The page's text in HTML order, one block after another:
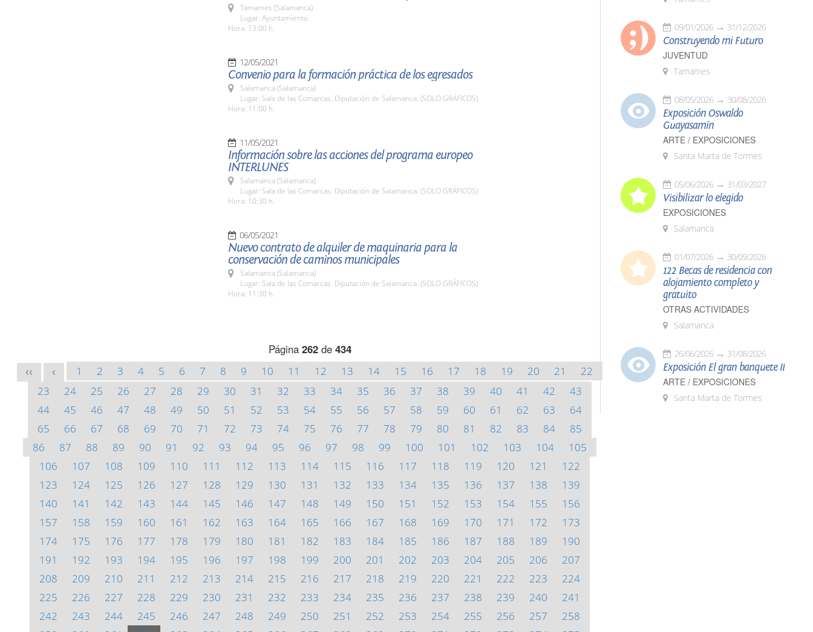
Tamames (Salamanca)
Lugar: Ayuntamiento
Hora: 13:00 h.
12/05/2021
Convenio para la formación práctica de los egresados
Salamanca (Salamanca)
Lugar: Sala de las Comarcas. Diputación de Salamanca. (SOLO GRÁFICOS)
Hora: 11:00 h.
11/05/2021
Información sobre las acciones del programa europeo
INTERLUNES
Salamanca (Salamanca)
Lugar: Sala de las Comarcas. Diputación de Salamanca. (SOLO GRÁFICOS)
Hora: 10:30 h.
06/05/2021
Nuevo contrato de alquiler de maquinaria para la
conservación de caminos municipales
Salamanca (Salamanca)
Lugar: Sala de las Comarcas. Diputación de Salamanca. (SOLO GRÁFICOS)
Hora: 11:30 h.
Página 262de 434
<< < 1 2 3 4 5 6 7 8 9 10 11 12 13 14 15 16 17 18 19 20 21
22
23
24 25 26 27 28 29 30 31 32 33 34 35 36 37 38 39 40 41 42
43
44
45 46 47 48 49 50 51 52 53 54 55 56 57 58 59 60 61 62 63
64
65
66 67 68 69 70 71 72 73 74 75 76 77 78 79 80 81 82 83 84
85
86
87 88 89 90 91 92 93 94 95 96 97 98 99 100 101 102 103 104
105
106
107 108 109 110 111 112 113 114 115 116 117 118 119 120 121
122
123
124 125 126 127 128 129 130 131 132 133 134 135 136 137 138
139
140
141 142 143 144 145 146 147 148 149 150 151 152 153 154 155
156
157
158 159 160 161 162 163 164 165 166 167 168 169 170 171 172
173
174
175 176 177 178 179 180 181 182 183 184 185 186 187 188 189
190
191
192 193 194 195 196 197 198 199 200 201 202 203 204 205 206
207
208
209 210 211 212 213 214 215 216 217 218 219 220 221 222 223
224
225
226 227 228 229 230 231 232 233 234 235 236 237 238 239 240
241
242
243 244 245 246 247 248 249 250 251 252 253 254 255 256 257
258
09/01/2026 31/12/2026
Construyendo mi Futuro
JUVENTUD
Tamames
08/05/2026 30/08/2026
Exposición Oswaldo
Guayasamín
ARTE / EXPOSICIONES
Santa Marta de Tormes
05/06/2026 31/03/2027
Visibilizar lo elegido
EXPOSICIONES
Salamanca
01/07/2026 30/09/2026
122 Becas de residencia con
alojamiento completo y
gratuito
OTRAS ACTIVIDADES
Salamanca
26/06/2026 31/08/2026
Exposición El gran banquete II
ARTE / EXPOSICIONES
Santa Marta de Tormes